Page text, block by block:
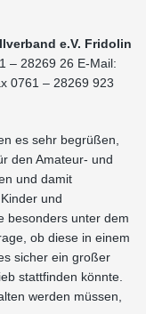
e.V. Fridolin
– 28269 26 E-Mail:
0761 – 28269 923
es sehr begrüßen,
den Amateur- und
und damit
und
besonders unter dem
ob diese in einem
sicher ein großer
stattfinden könnte.
werden müssen,